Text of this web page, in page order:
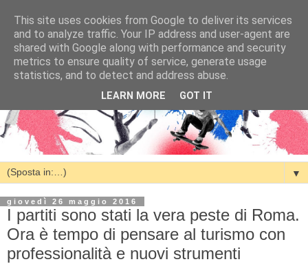
▼
giovedì 26 maggio 2016
I partiti sono stati la vera peste di Roma.
Ora è tempo di pensare al turismo con
professionalità e nuovi strumenti
This site uses cookies from Google to deliver its services
and to analyze traffic. Your IP address and user-agent are
shared with Google along with performance and security
metrics to ensure quality of service, generate usage
statistics, and to detect and address abuse.
LEARN MORE GOT IT